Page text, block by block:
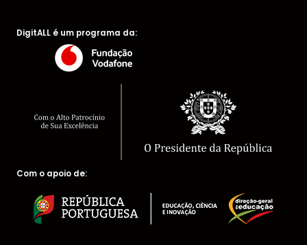
DigitALL é um programa da:
Com o apoio de: